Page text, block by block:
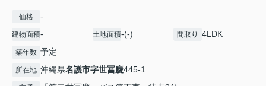
価格 -
建物面積- 土地面積-(-) 間取り 4LDK
築年数 予定
所在地 沖縄県名護市字世冨慶445-1